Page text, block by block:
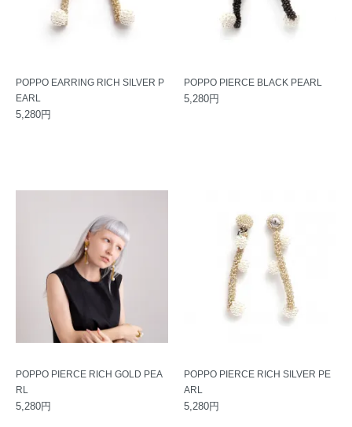
POPPO EARRING RICH SILVER P
EARL
5,280円
POPPO PIERCE BLACK PEARL
5,280円
POPPO PIERCE RICH GOLD PEA
RL
5,280円
POPPO PIERCE RICH SILVER PE
ARL
5,280円